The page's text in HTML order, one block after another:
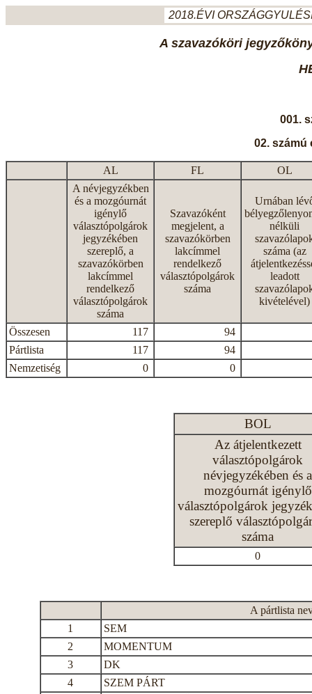
2018.ÉVI
A szavazóköri
001.
02. számú
AL FL
OL
A névjegyzékben
és a mozgóurnát
igénylő
választópolgárok
jegyzékében
szereplő, a
szavazókörben
lakcímmel
rendelkező
választópolgárok
száma
Szavazóként
megjelent, a
szavazókörben
lakcímmel
rendelkező
választópolgárok
száma
Urnában
nélküli
száma (az
leadott
kivételével)
Összesen 117
94
Pártlista
117
94
Nemzetiség
0 0
BOL
Az átjelentkezett
választópolgárok
névjegyzékében és a
mozgóurnát igénylő
választópolgárok
szereplő
száma
0
A pártlista
1
SEM
2
MOMENTUM
3
DK
4
SZEM PÁRT